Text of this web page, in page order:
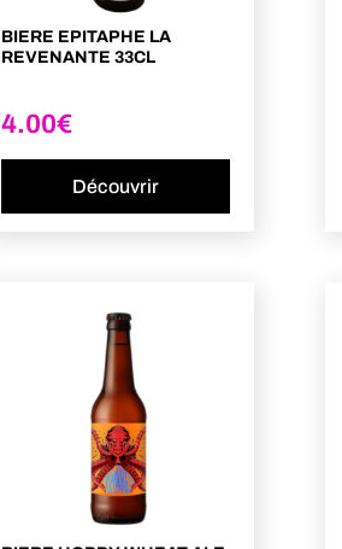
BIERE EPITAPHE LA
REVENANTE 33CL
4.00€
Découvrir